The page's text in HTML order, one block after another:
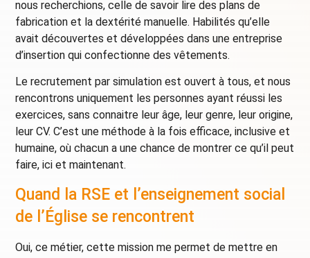
nous recherchions, celle de savoir lire des plans de
fabrication et la dextérité manuelle. Habilités qu’elle
avait découvertes et développées dans une entreprise
d’insertion qui confectionne des vêtements.
Le recrutement par simulation est ouvert à tous, et nous
rencontrons uniquement les personnes ayant réussi les
exercices, sans connaitre leur âge, leur genre, leur origine,
leur CV. C’est une méthode à la fois efficace, inclusive et
humaine, où chacun a une chance de montrer ce qu’il peut
faire, ici et maintenant.
Quand la RSE et l’enseignement social
de l’Église se rencontrent
Oui, ce métier, cette mission me permet de mettre en